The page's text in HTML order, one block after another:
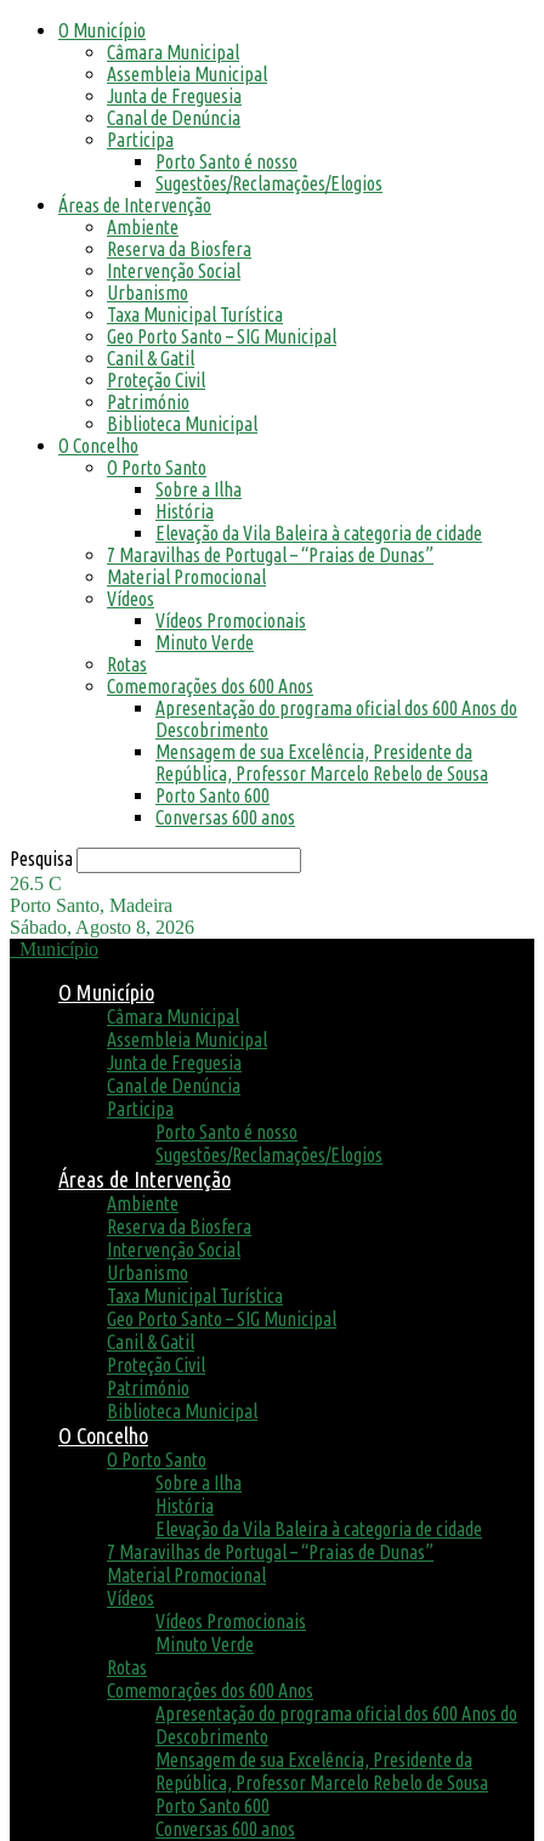
O Município
Câmara Municipal
Assembleia Municipal
Junta de Freguesia
Canal de Denúncia
Participa
Porto Santo é nosso
Sugestões/Reclamações/Elogios
Áreas de Intervenção
Ambiente
Reserva da Biosfera
Intervenção Social
Urbanismo
Taxa Municipal Turística
Geo Porto Santo – SIG Municipal
Canil & Gatil
Proteção Civil
Património
Biblioteca Municipal
O Concelho
O Porto Santo
Sobre a Ilha
História
Elevação da Vila Baleira à categoria de cidade
7 Maravilhas de Portugal – “Praias de Dunas”
Material Promocional
Vídeos
Vídeos Promocionais
Minuto Verde
Rotas
Comemorações dos 600 Anos
Apresentação do programa oficial dos 600 Anos do
Descobrimento
Mensagem de sua Excelência, Presidente da
República, Professor Marcelo Rebelo de Sousa
Porto Santo 600
Conversas 600 anos
Pesquisa
26.5 C
Porto Santo, Madeira
Sábado, Agosto 8, 2026
Município
O Município
Câmara Municipal
Assembleia Municipal
Junta de Freguesia
Canal de Denúncia
Participa
Porto Santo é nosso
Sugestões/Reclamações/Elogios
Áreas de Intervenção
Ambiente
Reserva da Biosfera
Intervenção Social
Urbanismo
Taxa Municipal Turística
Geo Porto Santo – SIG Municipal
Canil & Gatil
Proteção Civil
Património
Biblioteca Municipal
O Concelho
O Porto Santo
Sobre a Ilha
História
Elevação da Vila Baleira à categoria de cidade
7 Maravilhas de Portugal – “Praias de Dunas”
Material Promocional
Vídeos
Vídeos Promocionais
Minuto Verde
Rotas
Comemorações dos 600 Anos
Apresentação do programa oficial dos 600 Anos do
Descobrimento
Mensagem de sua Excelência, Presidente da
República, Professor Marcelo Rebelo de Sousa
Porto Santo 600
Conversas 600 anos